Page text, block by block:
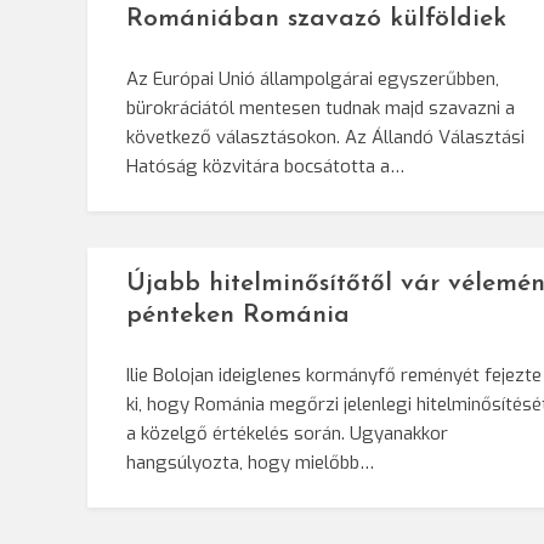
Romániában szavazó külföldiek
Az Európai Unió állampolgárai egyszerűbben,
bürokráciától mentesen tudnak majd szavazni a
következő választásokon. Az Állandó Választási
Hatóság közvitára bocsátotta a…
Újabb hitelminősítőtől vár
pénteken Románia
Ilie Bolojan ideiglenes kormányfő reményét fejezte
ki, hogy Románia megőrzi jelenlegi
a közelgő értékelés során. Ugyanakkor
hangsúlyozta, hogy mielőbb…